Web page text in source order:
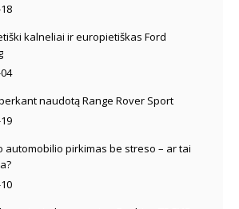
kalneliai ir europietiškas Ford
naudotą Range Rover Sport
automobilio pirkimas be streso – ar tai